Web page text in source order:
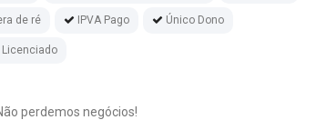
de ré IPVA Pago Único Dono
Licenciado
perdemos negócios!